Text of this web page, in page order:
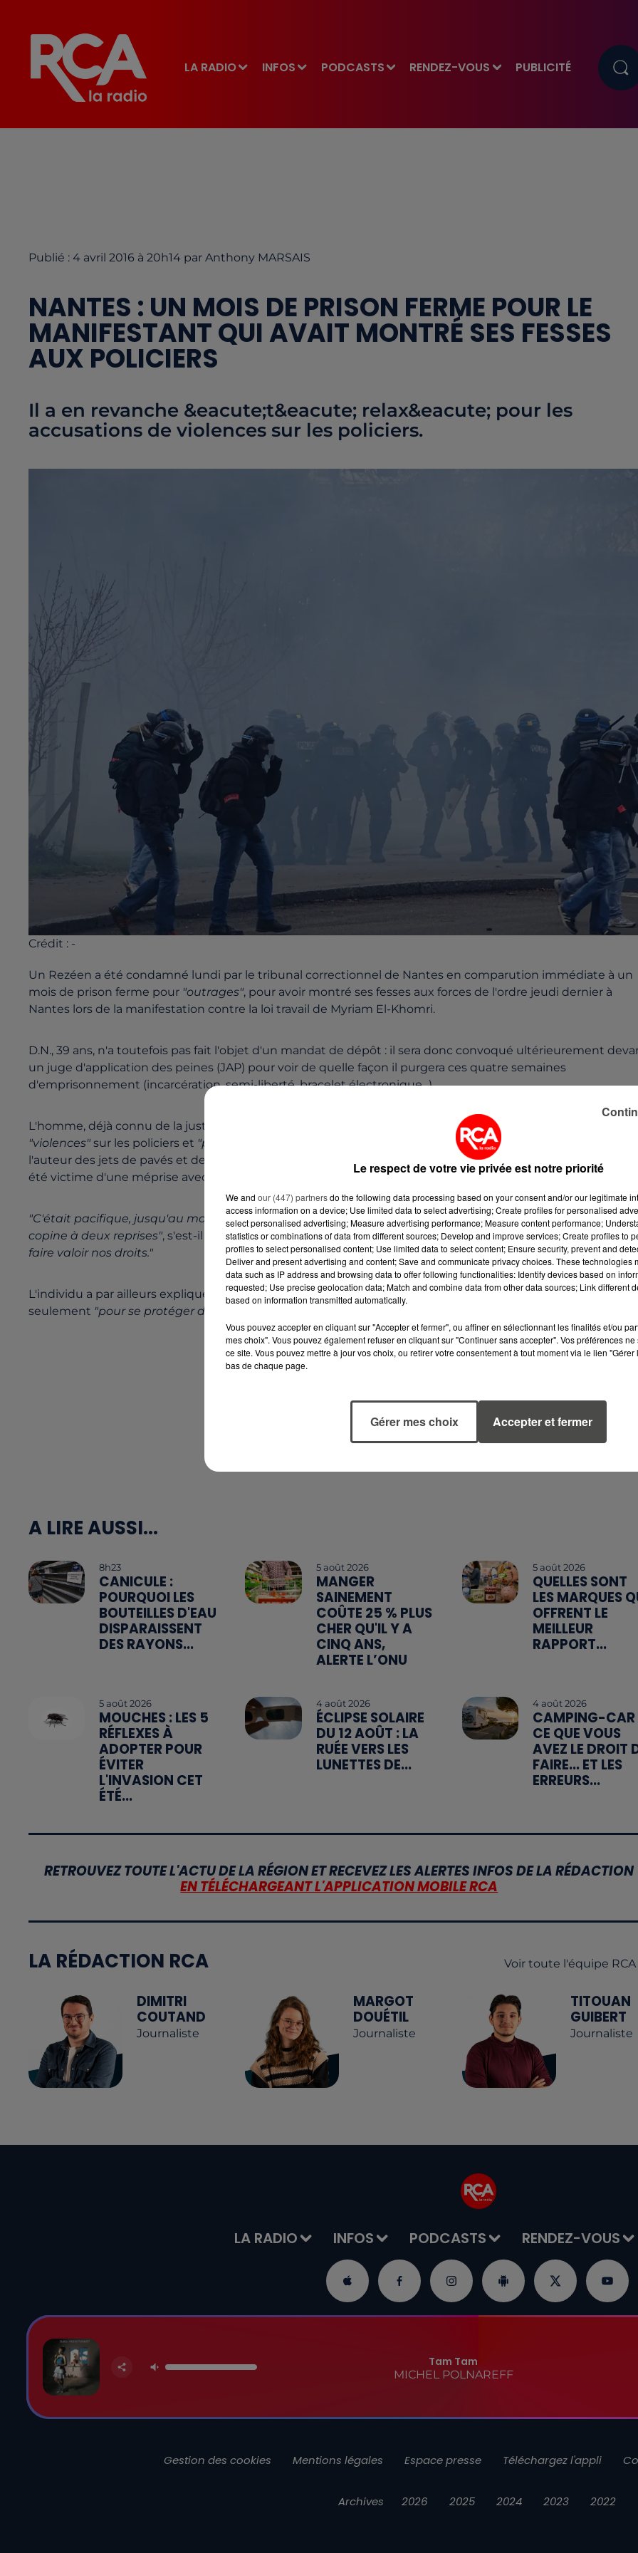
LA RADIO INFOS PODCASTS RENDEZ-VOUS PUBLICITÉ
Publié : 4 avril 2016 à 20h14 par Anthony MARSAIS
NANTES : UN MOIS DE PRISON FERME POUR LE
MANIFESTANT QUI AVAIT MONTRÉ SES FESSES
AUX POLICIERS
Il a en revanche &eacute;t&eacute; relax&eacute; pour les
accusations de violences sur les policiers.
Crédit : -
Un Rezéen a été condamné lundi par le tribunal correctionnel de Nantes en comparution immédiate à un
mois de prison ferme pour "outrages", pour avoir montré ses fesses aux forces de l'ordre jeudi dernier à
Nantes lors de la manifestation contre la loi travail de Myriam El-Khomri.
D.N., 39 ans, n'a toutefois pas fait l'objet d'un mandat de dépôt : il sera donc convoqué ultérieurement
un juge d'application des peines (JAP) pour voir de quelle façon il purgera ces quatre semaines
d'emprisonnement (incarcération, semi-liberté, bracelet électronique...).
L'homme, déjà connu de la justice pour sa consommation d'alcool, a en revanche été relaxé pour les délits
"violences" sur les policiers et "participation avec arme à un attroupement en récidive"
l'auteur des jets de pavés et de canettes de bière dont avait été témoins les fonctionnaires, et estimait avoir
été victime d'une méprise avec un autre individu.
"C'était pacifique, jusqu'au moment où on a été attaqués par des gaz lacrymogènes... J'ai dû protéger
copine à deux reprises", s'est-il défendu à l'audience."On était venus manifester en tant que citoyens,
faire valoir nos droits."
L'individu a par ailleurs expliqué avoir mis un foulard sur son visage non pas pour cacher son identité, mais
seulement "pour se protéger des gaz lacrymogènes"
A LIRE AUSSI...
8h23
CANICULE :
POURQUOI LES
BOUTEILLES D'EAU
DISPARAISSENT
DES RAYONS...
5 août 2026
MANGER
SAINEMENT
COÛTE 25 % PLUS
CHER QU'IL Y A
CINQ ANS,
ALERTE L’ONU
5 août 2026
QUELLES SONT
LES MARQUES
OFFRENT LE
MEILLEUR
RAPPORT...
5 août 2026
MOUCHES : LES 5
RÉFLEXES À
ADOPTER POUR
ÉVITER
L'INVASION CET
ÉTÉ...
4 août 2026
ÉCLIPSE SOLAIRE
DU 12 AOÛT : LA
RUÉE VERS LES
LUNETTES DE...
4 août 2026
CAMPING-CAR
CE QUE VOUS
AVEZ LE DROIT
FAIRE... ET LES
ERREURS...
RETROUVEZ TOUTE L'ACTU DE LA RÉGION ET RECEVEZ LES ALERTES INFOS DE LA RÉDACTION
EN TÉLÉCHARGEANT L'APPLICATION MOBILE RCA
LA RÉDACTION RCA Voir toute l'équipe RCA
DIMITRI
COUTAND
Journaliste
MARGOT
DOUÉTIL
Journaliste
TITOUAN
GUIBERT
Journaliste
LA RADIO INFOS PODCASTS RENDEZ-VOUS
Tam Tam
MICHEL POLNAREFF
Gestion des cookies Mentions légales Espace presse Téléchargez l'appli
Archives 2026 2025 2024 2023 2022
Le respect de votre vie privée est notre priorité
We and our (447) partnersdo the following data processing based on your consent and/or our legitimate
access information on a device; Use limited data to select advertising; Create profiles for personalised
select personalised advertising; Measure advertising performance; Measure content performance;
statistics or combinations of data from different sources; Develop and improve services; Create profiles to
profiles to select personalised content; Use limited data to select content; Ensure security, prevent and
Deliver and present advertising and content; Save and communicate privacy choices. These technologies
data such as IP address and browsing data to offer following functionalities: Identify devices based on
requested; Use precise geolocation data; Match and combine data from other data sources; Link different
based on information transmitted automatically.
Vous pouvez accepter en cliquant sur "Accepter et fermer", ou affiner en sélectionnant les finalités et/ou
mes choix". Vous pouvez également refuser en cliquant sur "Continuer sans accepter". Vos préférences
ce site. Vous pouvez mettre à jour vos choix, ou retirer votre consentement à tout moment via le lien
bas de chaque page.
Gérer mes choix Accepter et fermer